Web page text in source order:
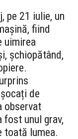
pe 21 iulie, un
fiind
uimirea
șchiopătând,
de
observat
fost unul grav,
toată lumea.